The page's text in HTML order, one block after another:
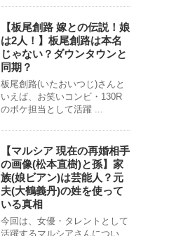
【板尾創路 嫁との伝説！娘
は2人！】板尾創路は本名
じゃない？ダウンタウンと
同期？
板尾創路(いたおいつじ)さんと
いえば、お笑いコンビ・130R
のボケ担当として活躍 ...
【マルシア 現在の再婚相手
の画像(松本直樹)と孫】家
族(娘ビアン)は芸能人？元
夫(大鶴義丹)の姓を使って
いる真相
今回は、女優・タレントとして
活躍するマルシアさんについ